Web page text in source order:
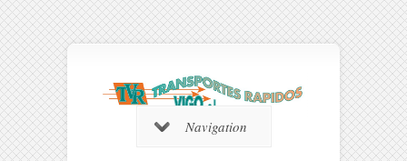
Navigation